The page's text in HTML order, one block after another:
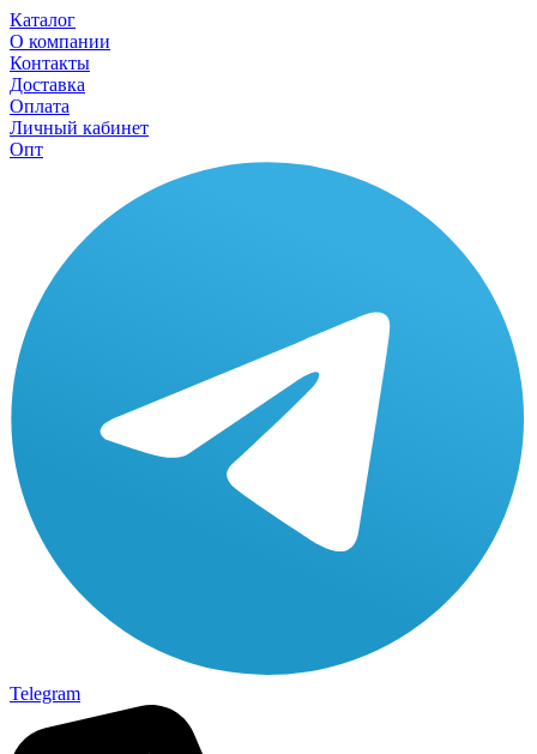
Каталог
О компании
Контакты
Доставка
Оплата
Личный кабинет
Опт
Telegram